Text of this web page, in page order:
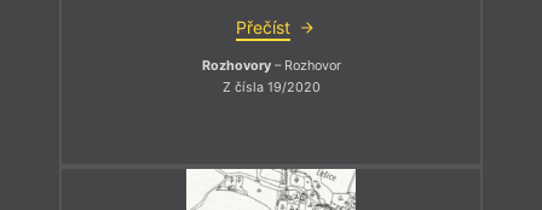
Přečíst
Rozhovory– Rozhovor
Z čísla 19/2020